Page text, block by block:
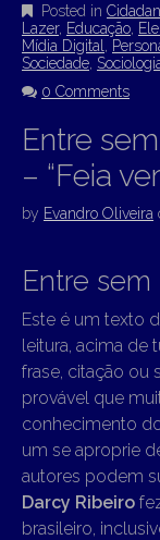
Posted in
Lazer, Educação
Mídia Digital
Sociedade
0 Comments
Entre
– “Feia
by Evandro Oliveira
Entre sem
Este é um texto
leitura, acima de
frase, citação ou
provável que
conhecimento
um se aproprie
autores podem
Darcy Ribeiro
brasileiro,